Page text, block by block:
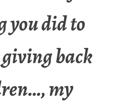
you did to
back
my